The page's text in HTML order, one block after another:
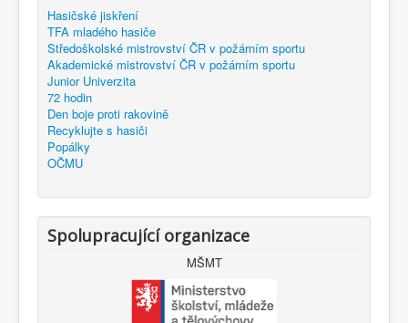
Hasičské jiskření
TFA mladého hasiče
Středoškolské mistrovství ČR v požárním sportu
Akademické mistrovství ČR v požárním sportu
Junior Univerzita
72 hodin
Den boje proti rakovině
Recyklujte s hasiči
Popálky
OČMU
Spolupracující organizace
MŠMT